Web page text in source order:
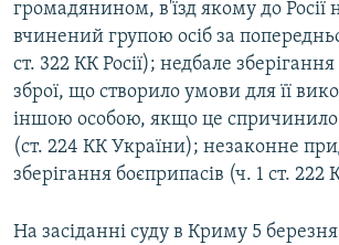
громадянином, в'їзд якому до Росії
вчинений групою осіб за
ст. 322 КК Росії); недбале
зброї, що створило умови для її
іншою особою, якщо це спричинило
(ст. 224 КК України); незаконне
зберігання боєприпасів (ч. 1 ст. 222
На засіданні суду в Криму 5